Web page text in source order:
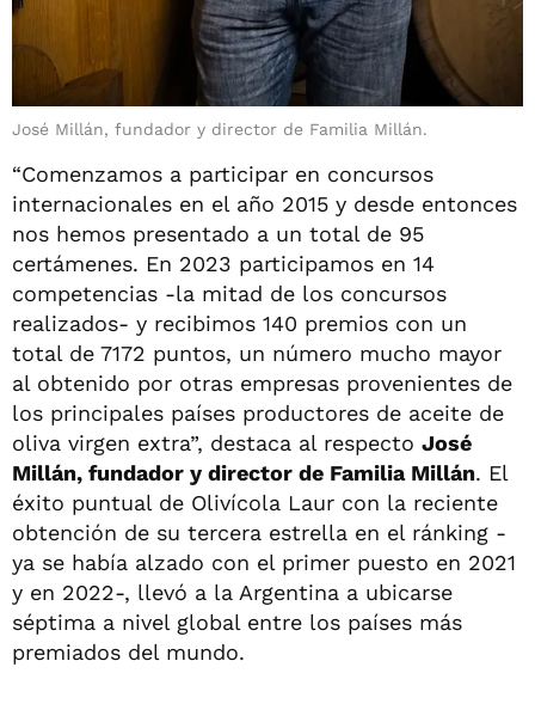
José Millán, fundador y director de Familia Millán.
“Comenzamos a participar en concursos
internacionales en el año 2015 y desde entonces
nos hemos presentado a un total de 95
certámenes. En 2023 participamos en 14
competencias -la mitad de los concursos
realizados- y recibimos 140 premios con un
total de 7172 puntos, un número mucho mayor
al obtenido por otras empresas provenientes de
los principales países productores de aceite de
oliva virgen extra”, destaca al respecto José
Millán, fundador y director de Familia Millán. El
éxito puntual de Olivícola Laur con la reciente
obtención de su tercera estrella en el ránking -
ya se había alzado con el primer puesto en 2021
y en 2022-, llevó a la Argentina a ubicarse
séptima a nivel global entre los países más
premiados del mundo.